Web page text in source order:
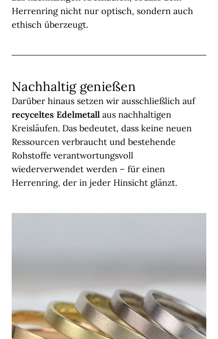
Herrenring nicht nur optisch, sondern auch
ethisch überzeugt.
Nachhaltig genießen
Darüber hinaus setzen wir ausschließlich auf
recyceltes Edelmetall aus nachhaltigen
Kreisläufen. Das bedeutet, dass keine neuen
Ressourcen verbraucht und bestehende
Rohstoffe verantwortungsvoll
wiederverwendet werden – für einen
Herrenring, der in jeder Hinsicht glänzt.